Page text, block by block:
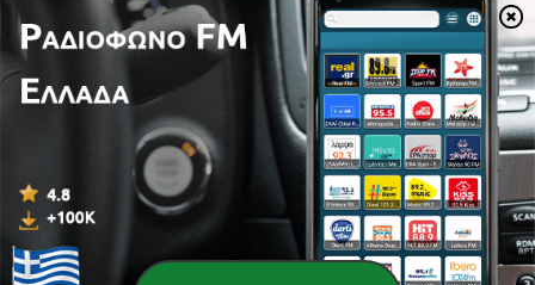
Lyka Barista Moments
Μια σταγόνα μυθολογία,
με τον Δημήτρη
Καμπουράκη